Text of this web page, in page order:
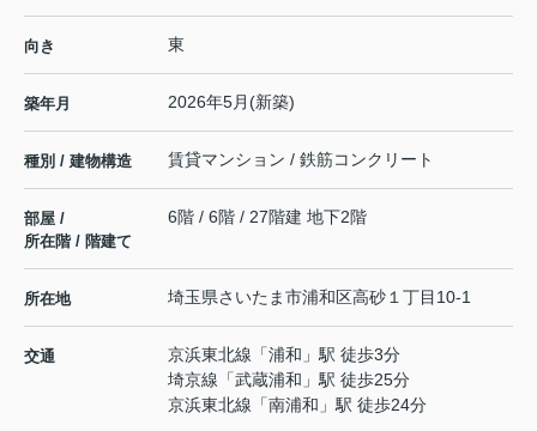
向き 東
築年月 2026年5月(新築)
種別 / 建物構造 賃貸マンション / 鉄筋コンクリート
部屋 /
所在階 / 階建て
6階 / 6階 / 27階建 地下2階
所在地 埼玉県さいたま市浦和区高砂 １丁目10-1
交通 京浜東北線 「浦和 」駅 徒歩3分
埼京線 「武蔵浦和 」駅 徒歩25分
京浜東北線 「南浦和 」駅 徒歩24分